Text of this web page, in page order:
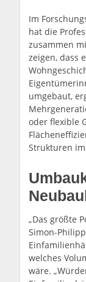
Im
hat die
zusammen
zeigen, dass
umgebaut,
oder flexible
Strukturen
„Das größte
Simon-
welches
wäre.